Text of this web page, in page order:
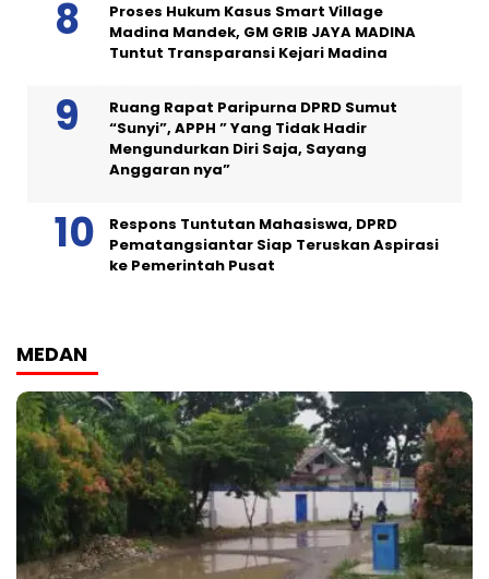
Proses Hukum Kasus Smart Village
Madina Mandek, GM GRIB JAYA MADINA
Tuntut Transparansi Kejari Madina
Ruang Rapat Paripurna DPRD Sumut
“Sunyi”, APPH ” Yang Tidak Hadir
Mengundurkan Diri Saja, Sayang
Anggaran nya”
Respons Tuntutan Mahasiswa, DPRD
Pematangsiantar Siap Teruskan Aspirasi
ke Pemerintah Pusat
MEDAN